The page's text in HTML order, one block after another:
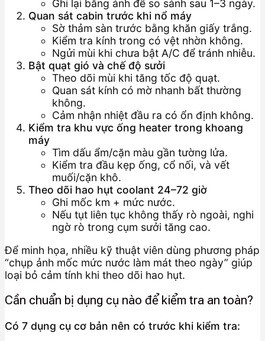
Ghi lại bằng ảnh để so sánh sau 1–3 ngày.
Quan sát cabin trước khi nổ máy
Sờ thảm sàn trước bằng khăn giấy trắng.
Kiểm tra kính trong có vệt nhờn không.
Ngửi mùi khi chưa bật A/C để tránh nhiễu.
Bật quạt gió và chế độ sưởi
Theo dõi mùi khi tăng tốc độ quạt.
Quan sát kính có mờ nhanh bất thường
không.
Cảm nhận nhiệt đầu ra có ổn định không.
Kiểm tra khu vực ống heater trong khoang
máy
Tìm dấu ẩm/cặn màu gần tường lửa.
Kiểm tra đầu kẹp ống, cổ nối, và vết
muối/cặn khô.
Theo dõi hao hụt coolant 24–72 giờ
Ghi mốc km + mức nước.
Nếu tụt liên tục không thấy rò ngoài, nghi
ngờ rò trong cụm sưởi tăng cao.
Để minh họa, nhiều kỹ thuật viên dùng phương pháp
“chụp ảnh mốc mức nước làm mát theo ngày” giúp
loại bỏ cảm tính khi theo dõi hao hụt.
Cần chuẩn bị dụng cụ nào để kiểm tra an toàn?
Có 7 dụng cụ cơ bản nên có trước khi kiểm tra: